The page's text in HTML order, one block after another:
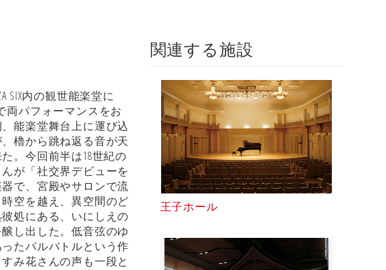
SIX内の観世能楽堂に
両パフォーマンスをお
能楽堂舞台上に運び込
櫓から跳ね返る音が天
。今回前半は18世紀の
が「社交界デビューを
で、宮殿やサロンで流
空を越え、異空間のど
処にある、いにしえの
し出した。低音弦のゆ
たバルバトルという作
み花さんの声も一段と
関連する施設
王子ホール